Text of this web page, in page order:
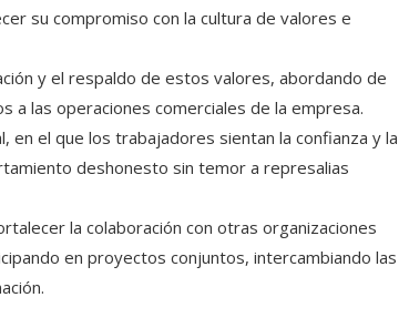
su compromiso con la cultura de valores e
y el respaldo de estos valores, abordando de
a las operaciones comerciales de la empresa.
en el que los trabajadores sientan la confianza y la
deshonesto sin temor a represalias
la colaboración con otras organizaciones
en proyectos conjuntos, intercambiando las